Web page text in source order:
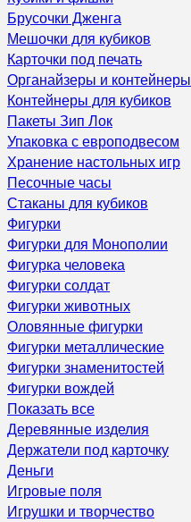
Брусочки Дженга
Мешочки для кубиков
Карточки под печать
Органайзеры и контейнеры
Контейнеры для кубиков
Пакеты Зип Лок
Упаковка с европодвесом
Хранение настольных игр
Песочные часы
Стаканы для кубиков
Фигурки
Фигурки для Монополии
Фигурка человека
Фигурки солдат
Фигурки животных
Оловянные фигурки
Фигурки металлические
Фигурки знаменитостей
Фигурки вождей
Показать все
Деревянные изделия
Держатели под карточку
Деньги
Игровые поля
Игрушки и творчество